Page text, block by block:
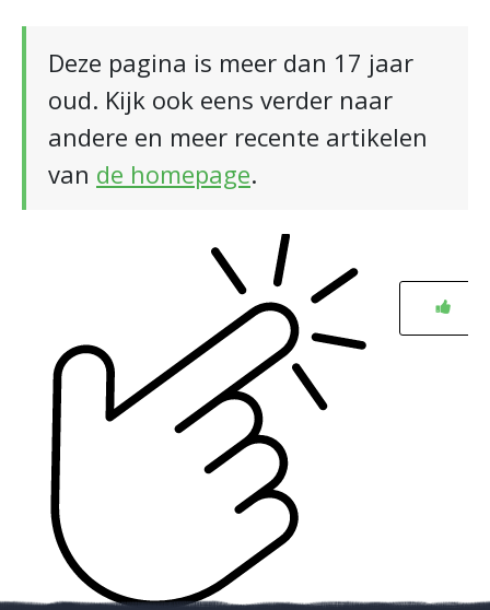
Deze pagina is meer dan 17 jaar
oud. Kijk ook eens verder naar
andere en meer recente artikelen
van de homepage.